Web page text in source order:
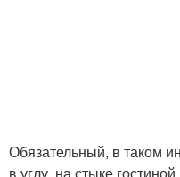
Обязательный, в таком